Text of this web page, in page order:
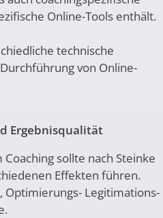
Online-Tools enthält.
technische
von Online-
Ergebnisqualität
sollte nach Steinke
Effekten führen.
Optimierungs- Legitimations-